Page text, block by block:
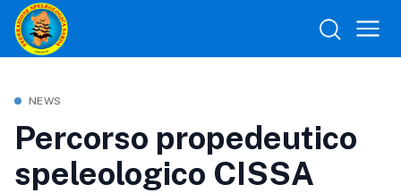
NEWS
Percorso propedeutico
speleologico CISSA